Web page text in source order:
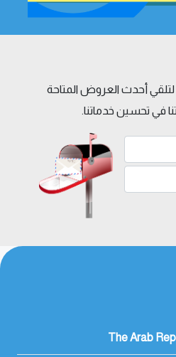
لتلقي أحدث العروض المتاحة
في تحسين خدماتنا.
The Arab